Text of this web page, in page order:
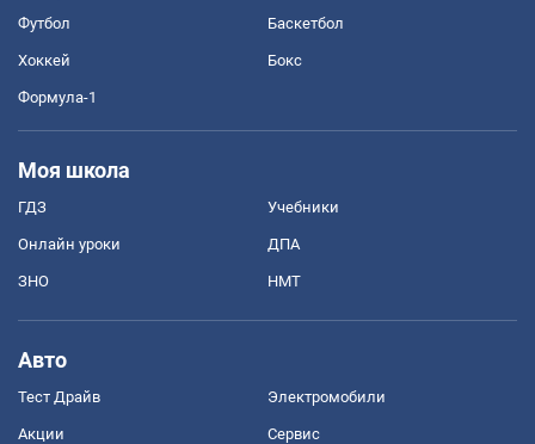
Футбол Баскетбол
Хоккей Бокс
Формула-1
Моя школа
ГДЗ Учебники
Онлайн уроки ДПА
ЗНО НМТ
Авто
Тест Драйв Электромобили
Акции Сервис